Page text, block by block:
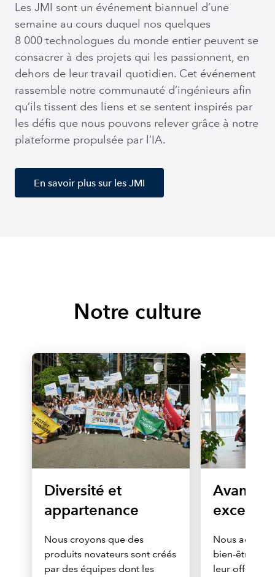
Les JMI sont un événement biannuel d’une
semaine au cours duquel nos quelques
8 000 technologues du monde entier peuvent se
consacrer à des projets qui les passionnent, en
dehors de leur travail quotidien. Cet événement
rassemble notre communauté d’ingénieurs afin
qu’ils tissent des liens et se sentent inspirés par
les défis que nous pouvons relever grâce à notre
plateforme propulsée par l’IA.
En savoir plus sur les JMI
Notre culture
Diversité et
appartenance
Nous croyons que des
produits novateurs sont créés
par des équipes dont les
Nous
bien-être de
leur offrant